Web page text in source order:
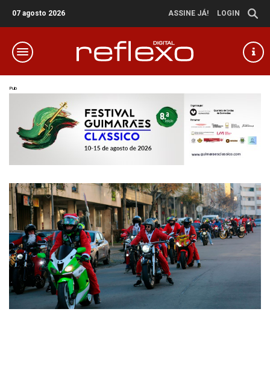
07 agosto 2026 ASSINE JÁ! LOGIN
Pub